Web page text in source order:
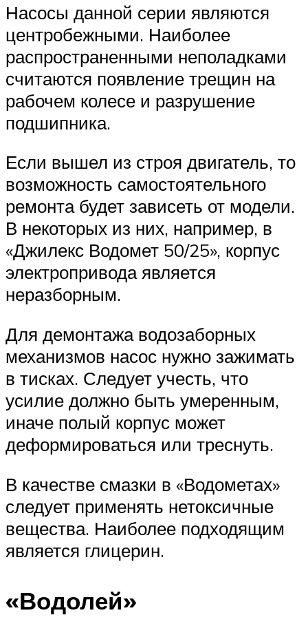
Насосы данной серии являются
центробежными. Наиболее
распространенными неполадками
считаются появление трещин на
рабочем колесе и разрушение
подшипника.
Если вышел из строя двигатель, то
возможность самостоятельного
ремонта будет зависеть от модели.
В некоторых из них, например, в
«Джилекс Водомет 50/25», корпус
электропривода является
неразборным.
Для демонтажа водозаборных
механизмов насос нужно зажимать
в тисках. Следует учесть, что
усилие должно быть умеренным,
иначе полый корпус может
деформироваться или треснуть.
В качестве смазки в «Водометах»
следует применять нетоксичные
вещества. Наиболее подходящим
является глицерин.
«Водолей»